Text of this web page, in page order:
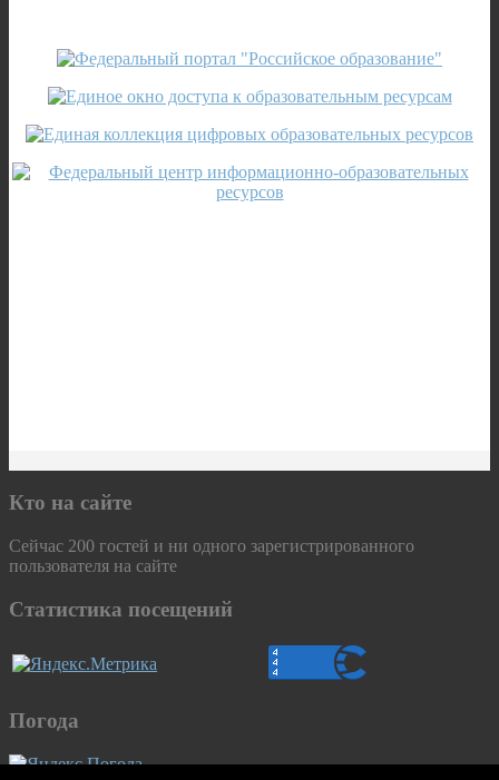
Кто на сайте
Сейчас 200 гостей и ни одного зарегистрированного
пользователя на сайте
Статистика посещений
Погода